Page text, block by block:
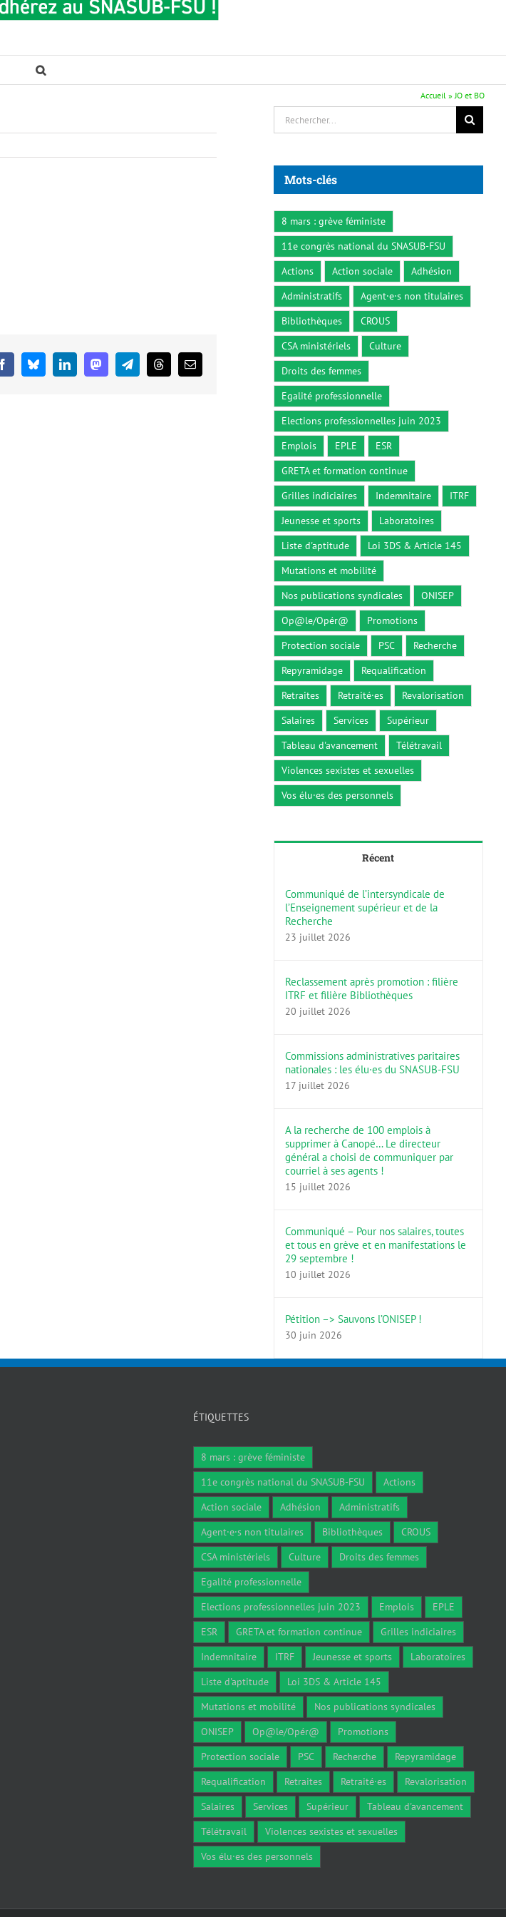
Accueil »JO et BO
FacebookBlueskyLinkedInMastodonTelegramThreadsEmail
Rechercher:
Mots-clés
8 mars : grève féministe
11e congrès national du SNASUB-FSU
Actions
Action sociale
Adhésion
Administratifs
Agent·e·s non titulaires
Bibliothèques
CROUS
CSA ministériels
Culture
Droits des femmes
Egalité professionnelle
Elections professionnelles juin 2023
Emplois
EPLE
ESR
GRETA et formation continue
Grilles indiciaires
Indemnitaire
ITRF
Jeunesse et sports
Laboratoires
Liste d'aptitude
Loi 3DS & Article 145
Mutations et mobilité
Nos publications syndicales
ONISEP
Op@le/Opér@
Promotions
Protection sociale
PSC
Recherche
Repyramidage
Requalification
Retraites
Retraité·es
Revalorisation
Salaires
Services
Supérieur
Tableau d'avancement
Télétravail
Violences sexistes et sexuelles
Vos élu·es des personnels
Récent
Communiqué de l’intersyndicale de
l’Enseignement supérieur et de la
Recherche
23 juillet 2026
Reclassement après promotion : filière
ITRF et filière Bibliothèques
20 juillet 2026
Commissions administratives paritaires
nationales : les élu·es du SNASUB-FSU
17 juillet 2026
A la recherche de 100 emplois à
supprimer à Canopé… Le directeur
général a choisi de communiquer par
courriel à ses agents !
15 juillet 2026
Communiqué – Pour nos salaires, toutes
et tous en grève et en manifestations le
29 septembre !
10 juillet 2026
Pétition –> Sauvons l’ONISEP !
30 juin 2026
ÉTIQUETTES
8 mars : grève féministe
11e congrès national du SNASUB-FSU
Actions
Action sociale
Adhésion
Administratifs
Agent·e·s non titulaires
Bibliothèques
CROUS
CSA ministériels
Culture
Droits des femmes
Egalité professionnelle
Elections professionnelles juin 2023
Emplois
EPLE
ESR
GRETA et formation continue
Grilles indiciaires
Indemnitaire
ITRF Jeunesse et sports
Laboratoires
Liste d'aptitude
Loi 3DS & Article 145
Mutations et mobilité
Nos publications syndicales
ONISEP
Op@le/Opér@
Promotions
Protection sociale
PSC Recherche
Repyramidage
Requalification
Retraites Retraité·es
Revalorisation
Salaires
Services Supérieur
Tableau d'avancement
Télétravail
Violences sexistes et sexuelles
Vos élu·es des personnels